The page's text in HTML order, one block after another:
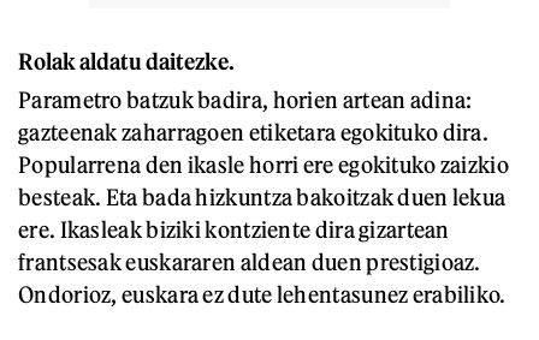
Rolak aldatu daitezke.
Parametro batzuk badira, horien artean adina:
gazteenak zaharragoen etiketara egokituko dira.
Popularrena den ikasle horri ere egokituko zaizkio
besteak. Eta bada hizkuntza bakoitzak duen lekua
ere. Ikasleak biziki kontziente dira gizartean
frantsesak euskararen aldean duen prestigioaz.
Ondorioz, euskara ez dute lehentasunez erabiliko.